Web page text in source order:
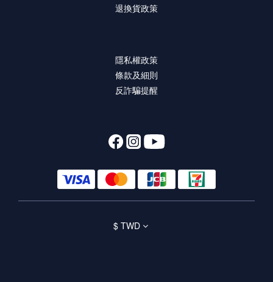
退換貨政策
隱私權政策
條款及細則
反詐騙提醒
$ TWD